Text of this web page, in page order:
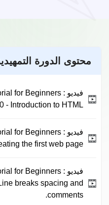
محتوى الدورة
فيديو : for Beginners
- Introduction to HTML.
فيديو : for Beginners
the first web page.
فيديو : for Beginners
breaks spacing and
comments.